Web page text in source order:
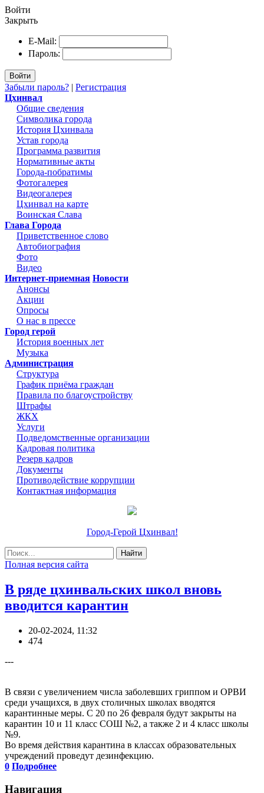
Войти
Закрыть
E-Mail:
Пароль:
Войти
Забыли пароль? | Регистрация
Цхинвал
Общие сведения
Символика города
История Цхинвала
Устав города
Программа развития
Нормативные акты
Города-побратимы
Фотогалерея
Видеогалерея
Цхинвал на карте
Воинская Слава
Глава Города
Приветственное слово
Автобиография
Фото
Видео
Интернет-приемная Новости
Анонсы
Акции
Опросы
О нас в прессе
Город герой
История военных лет
Музыка
Администрация
Структура
График приёма граждан
Правила по благоустройству
Штрафы
ЖКХ
Услуги
Подведомственные организации
Кадровая политика
Резерв кадров
Документы
Противодействие коррупции
Контактная информация
Город-Герой Цхинвал!
Найти
Полная версия сайта
В ряде цхинвальских школ вновь
вводится карантин
20-02-2024, 11:32
474
---
В связи с увеличением числа заболевших гриппом и ОРВИ
среди учащихся, в двух столичных школах вводятся
карантинные меры. С 20 по 26 февраля будут закрыты на
карантин 10 и 11 класс СОШ №2, а также 2 и 4 класс школы
№9.
Во время действия карантина в классах образовательных
учреждений проведут дезинфекцию.
0 Подробнее
Навигация